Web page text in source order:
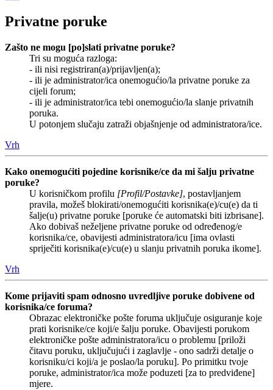
Privatne poruke
Zašto ne mogu [po]slati privatne poruke?
Tri su moguća razloga:
- ili nisi registriran(a)/prijavljen(a);
- ili je administrator/ica onemogućio/la privatne poruke za
cijeli forum;
- ili je administrator/ica tebi onemogućio/la slanje privatnih
poruka.
U potonjem slučaju zatraži objašnjenje od administratora/ice.
Vrh
Kako onemogućiti pojedine korisnike/ce da mi šalju privatne
poruke?
U korisničkom profilu [Profil/Postavke], postavljanjem
pravila, možeš blokirati/onemogućiti korisnika(e)/cu(e) da ti
šalje(u) privatne poruke [poruke će automatski biti izbrisane].
Ako dobivaš neželjene privatne poruke od određenog/e
korisnika/ce, obavijesti administratora/icu [ima ovlasti
spriječiti korisnika(e)/cu(e) u slanju privatnih poruka ikome].
Vrh
Kome prijaviti spam odnosno uvredljive poruke dobivene od
korisnika/ce foruma?
Obrazac elektroničke pošte foruma uključuje osiguranje koje
prati korisnike/ce koji/e šalju poruke. Obavijesti porukom
elektroničke pošte administratora/icu o problemu [priloži
čitavu poruku, uključujući i zaglavlje - ono sadrži detalje o
korisniku/ci koji/a je poslao/la poruku]. Po primitku tvoje
poruke, administrator/ica može poduzeti [za to predviđene]
mjere.